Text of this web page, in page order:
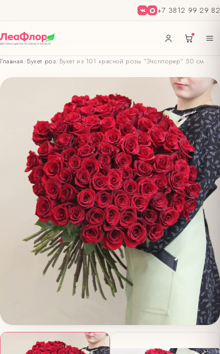
+7 3812 99 29 82
Главная/Букет роз/Букет из 101 красной розы "Эксплорер" 50 см